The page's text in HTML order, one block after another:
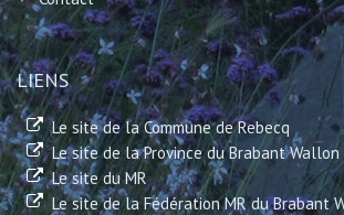
LIENS
Le site de la Commune de Rebecq
Le site de la Province du Brabant Wallon
Le site du MR
Le site de la Fédération MR du Brabant